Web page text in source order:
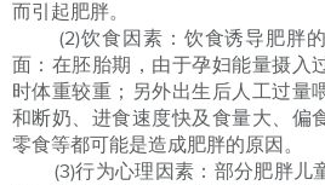
而引起肥胖。
(2)饮食因素：饮食诱导肥胖的
面：在胚胎期，由于孕妇能量摄入
时体重较重；另外出生后人工过量
和断奶、进食速度快及食量大、偏
零食等都可能是造成肥胖的原因。
(3)行为心理因素：部分肥胖儿